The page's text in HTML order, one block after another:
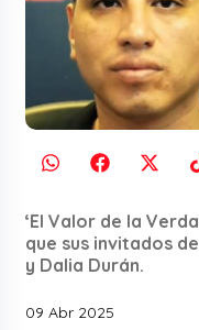
‘El Valor de la
que sus invitados
y Dalia Durán.
09 Abr 2025